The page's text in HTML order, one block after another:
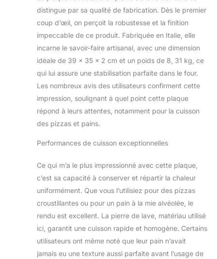
plaque est capable
de stocker la
distribuer de
manière homogène
à la pizza En
retenant l'humidité,
la pâte devient plus
résiste facilement à
des températures
substances
adhésive et
plaque est
naturellement
antiadhésive En
outre, elle permet
d'accumuler et de
conserver de la
chaleur. Enfournez
une pizza l’une
distingue par sa qualité de fabrication. Dès le premier
coup d’œil, on perçoit la robustesse et la finition
impeccable de ce produit. Fabriquée en Italie, elle
incarne le savoir-faire artisanal, avec une dimension
idéale de 39 x 35 x 2 cm et un poids de 8, 31 kg, ce
qui lui assure une stabilisation parfaite dans le four.
Les nombreux avis des utilisateurs confirment cette
impression, soulignant à quel point cette plaque
répond à leurs attentes, notamment pour la cuisson
des pizzas et pains.
Performances de cuisson exceptionnelles
Ce qui m’a le plus impressionné avec cette plaque,
c’est sa capacité à conserver et répartir la chaleur
uniformément. Que vous l’utilisiez pour des pizzas
croustillantes ou pour un pain à la mie alvéolée, le
rendu est excellent. La pierre de lave, matériau utilisé
ici, garantit une cuisson rapide et homogène. Certains
utilisateurs ont même noté que leur pain n’avait
jamais eu une texture aussi parfaite avant l’usage de